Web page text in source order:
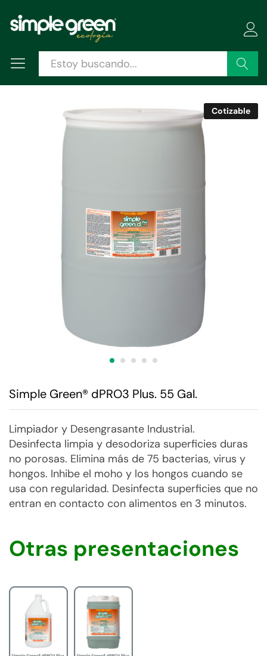
Buscar
Cotizable
Simple Green® dPRO3 Plus. 55 Gal.
Limpiador y Desengrasante Industrial.
Desinfecta limpia y desodoriza superficies duras
no porosas. Elimina más de 75 bacterias, virus y
hongos. Inhibe el moho y los hongos cuando se
usa con regularidad. Desinfecta superficies que no
entran en contacto con alimentos en 3 minutos.
Otras presentaciones